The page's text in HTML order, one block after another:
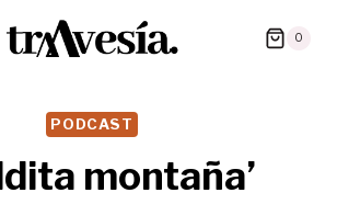
0
PODCAST
montaña’